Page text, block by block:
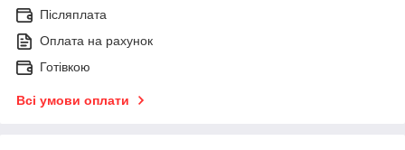
Післяплата
Оплата на рахунок
Готівкою
Всі умови оплати